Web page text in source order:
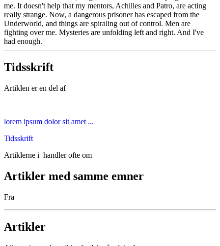
me. It doesn't help that my mentors, Achilles and Patro, are acting
really strange. Now, a dangerous prisoner has escaped from the
Underworld, and things are spiraling out of control. Men are
fighting over me. Mysteries are unfolding left and right. And I've
had enough.
Tidsskrift
Artiklen er en del af
lorem ipsum dolor sit amet ...
Tidsskrift
Artiklerne i handler ofte om
Artikler med samme emner
Fra
Artikler